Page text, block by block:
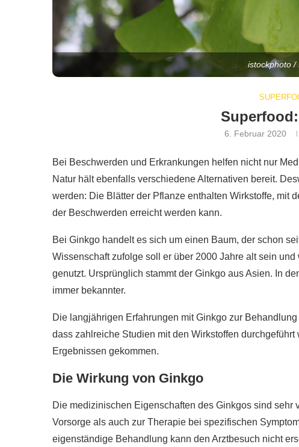
istockphoto /
6. Februar 2020
Bei Beschwerden und Erkrankungen helfen nicht nur
Natur hält ebenfalls verschiedene Alternativen bereit.
werden: Die Blätter der Pflanze enthalten Wirkstoffe, mit
der Beschwerden erreicht werden kann.
Bei Ginkgo handelt es sich um einen Baum, der schon
Wissenschaft zufolge soll er über 2000 Jahre alt sein
genutzt. Ursprünglich stammt der Ginkgo aus Asien. In
immer bekannter.
Die langjährigen Erfahrungen mit Ginkgo zur
dass zahlreiche Studien mit den Wirkstoffen
Ergebnissen gekommen.
Die Wirkung von Ginkgo
Die medizinischen Eigenschaften des Ginkgos sind
Vorsorge als auch zur Therapie bei spezifischen
eigenständige Behandlung kann den Arztbesuch nicht